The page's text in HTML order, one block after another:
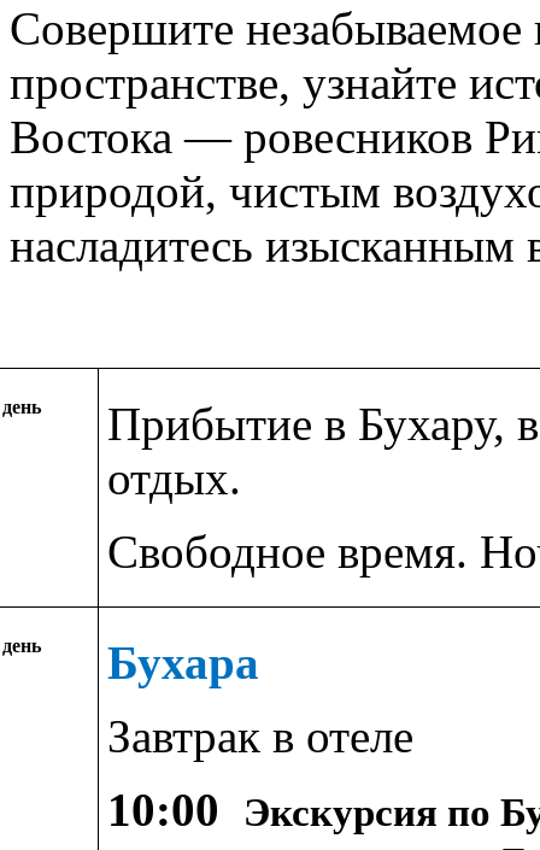
Совершите
пространстве, узнайте
Востока — ровесников
природой, чистым
насладитесь
Прибытие в Бухару,
отдых.
Свободное время.
Бухара
Завтрак в отеле
10:00
Экскурсия по